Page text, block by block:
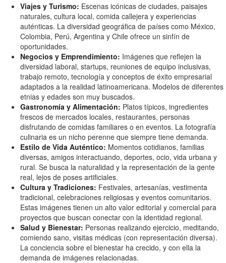
Viajes y Turismo: Escenas icónicas de ciudades, paisajes
naturales, cultura local, comida callejera y experiencias
auténticas. La diversidad geográfica de países como México,
Colombia, Perú, Argentina y Chile ofrece un sinfín de
oportunidades.
Negocios y Emprendimiento: Imágenes que reflejen la
diversidad laboral, startups, reuniones de equipo inclusivas,
trabajo remoto, tecnología y conceptos de éxito empresarial
adaptados a la realidad latinoamericana. Modelos de diferentes
etnias y edades son muy buscados.
Gastronomía y Alimentación: Platos típicos, ingredientes
frescos de mercados locales, restaurantes, personas
disfrutando de comidas familiares o en eventos. La fotografía
culinaria es un nicho perenne que siempre tiene demanda.
Estilo de Vida Auténtico: Momentos cotidianos, familias
diversas, amigos interactuando, deportes, ocio, vida urbana y
rural. Se busca la naturalidad y la representación de la gente
real, lejos de poses artificiales.
Cultura y Tradiciones: Festivales, artesanías, vestimenta
tradicional, celebraciones religiosas y eventos comunitarios.
Estas imágenes tienen un alto valor editorial y comercial para
proyectos que buscan conectar con la identidad regional.
Salud y Bienestar: Personas realizando ejercicio, meditando,
comiendo sano, visitas médicas (con representación diversa).
La conciencia sobre el bienestar ha crecido, y con ella la
demanda de imágenes relacionadas.